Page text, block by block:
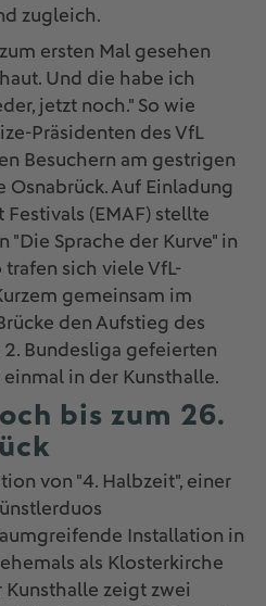
zugleich.
ersten Mal gesehen
Und die habe ich
jetzt noch." So wie
Präsidenten des VfL
Besuchern am gestrigen
Auf Einladung
Festivals (EMAF) stellte
"Die Sprache der Kurve" in
sich viele VfL-
gemeinsam im
den Aufstieg des
Bundesliga gefeierten
in der Kunsthalle.
bis zum 26.
von "4. Halbzeit", einer
Installation in
als Klosterkirche
Kunsthalle zeigt zwei